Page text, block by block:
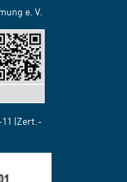
e. V.
(Zert.-